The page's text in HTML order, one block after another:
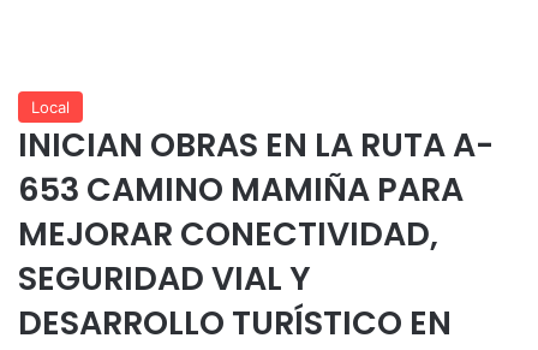
Local
INICIAN OBRAS EN LA RUTA A-
653 CAMINO MAMIÑA PARA
MEJORAR CONECTIVIDAD,
SEGURIDAD VIAL Y
DESARROLLO TURÍSTICO EN